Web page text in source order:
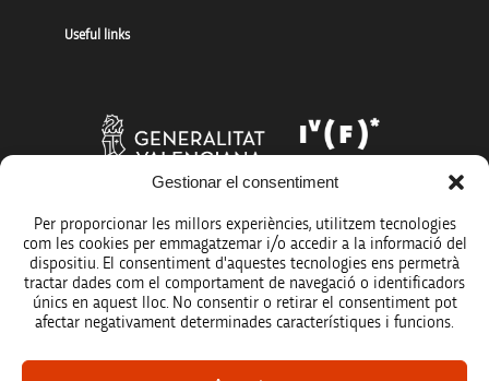
Gestionar el consentiment
Per proporcionar les millors experiències, utilitzem tecnologies
com les cookies per emmagatzemar i/o accedir a la informació del
dispositiu. El consentiment d'aquestes tecnologies ens permetrà
tractar dades com el comportament de navegació o identificadors
únics en aquest lloc. No consentir o retirar el consentiment pot
afectar negativament determinades característiques i funcions.
Useful links
Legal notice